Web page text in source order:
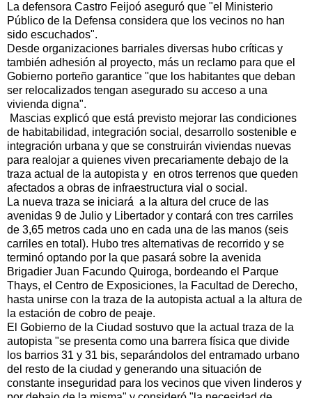
La defensora Castro Feijoó aseguró que "el Ministerio
Público de la Defensa considera que los vecinos no han
sido escuchados".
Desde organizaciones barriales diversas hubo críticas y
también adhesión al proyecto, más un reclamo para que el
Gobierno porteño garantice "que los habitantes que deban
ser relocalizados tengan asegurado su acceso a una
vivienda digna".
Mascias explicó que está previsto mejorar las condiciones
de habitabilidad, integración social, desarrollo sostenible e
integración urbana y que se construirán viviendas nuevas
para realojar a quienes viven precariamente debajo de la
traza actual de la autopista y en otros terrenos que queden
afectados a obras de infraestructura vial o social.
La nueva traza se iniciará a la altura del cruce de las
avenidas 9 de Julio y Libertador y contará con tres carriles
de 3,65 metros cada uno en cada una de las manos (seis
carriles en total). Hubo tres alternativas de recorrido y se
terminó optando por la que pasará sobre la avenida
Brigadier Juan Facundo Quiroga, bordeando el Parque
Thays, el Centro de Exposiciones, la Facultad de Derecho,
hasta unirse con la traza de la autopista actual a la altura de
la estación de cobro de peaje.
El Gobierno de la Ciudad sostuvo que la actual traza de la
autopista "se presenta como una barrera física que divide
los barrios 31 y 31 bis, separándolos del entramado urbano
del resto de la ciudad y generando una situación de
constante inseguridad para los vecinos que viven linderos y